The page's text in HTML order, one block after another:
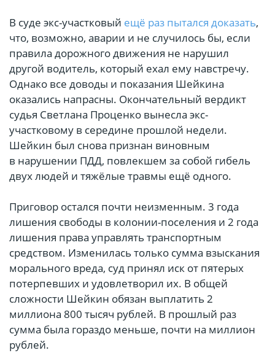
В суде экс-участковый ещё раз пытался доказать,
что, возможно, аварии и не случилось бы, если
правила дорожного движения не нарушил
другой водитель, который ехал ему навстречу.
Однако все доводы и показания Шейкина
оказались напрасны. Окончательный вердикт
судья Светлана Проценко вынесла экс-
участковому в середине прошлой недели.
Шейкин был снова признан виновным
в нарушении ПДД, повлекшем за собой гибель
двух людей и тяжёлые травмы ещё одного.
Приговор остался почти неизменным. 3 года
лишения свободы в колонии-поселения и 2 года
лишения права управлять транспортным
средством. Изменилась только сумма взыскания
морального вреда, суд принял иск от пятерых
потерпевших и удовлетворил их. В общей
сложности Шейкин обязан выплатить 2
миллиона 800 тысяч рублей. В прошлый раз
сумма была гораздо меньше, почти на миллион
рублей.